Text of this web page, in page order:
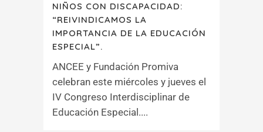
NIÑOS CON DISCAPACIDAD:
“REIVINDICAMOS LA
IMPORTANCIA DE LA EDUCACIÓN
ESPECIAL”.
ANCEE y Fundación Promiva
celebran este miércoles y jueves el
IV Congreso Interdisciplinar de
Educación Especial....